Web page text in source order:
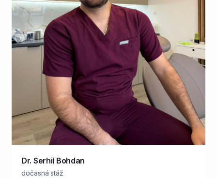
Dr. Serhií Bohdan
dočasná stáž